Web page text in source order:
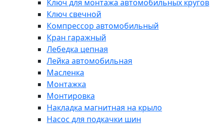
Ключ для монтажа автомобильных кругов
Ключ свечной
Компрессор автомобильный
Кран гаражный
Лебедка цепная
Лейка автомобильная
Масленка
Монтажка
Монтировка
Накладка магнитная на крыло
Насос для подкачки шин